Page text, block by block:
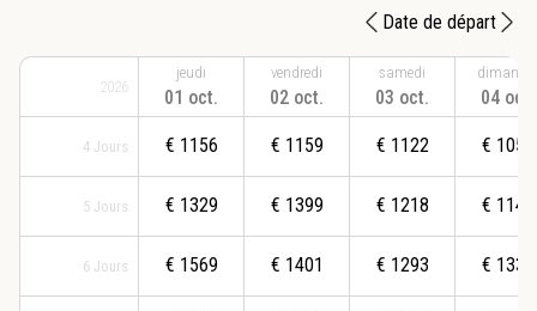
Date de départ
2026
4 Jours
5 Jours
6 Jours
jeudi
01 oct.
€ 1156
€ 1329
€ 1569
vendredi
02 oct.
€ 1159
€ 1399
€ 1401
samedi
03 oct.
€ 1122
€ 1218
€ 1293
04 oct.
€ 1052
€ 1145
€ 1339